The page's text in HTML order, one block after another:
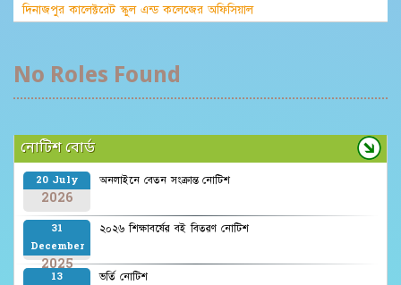
দিনাজপুর কালেক্টরেট স্কুল এন্ড কলেজের অফিসিয়াল
No Roles Found
নোটিশ বোর্ড
20 July
2026
অনলাইনে বেতন সংক্রান্ত নোটিশ
31
December
2025
২০২৬ শিক্ষাবর্ষের বই বিতরণ নোটিশ
13
ভর্তি নোটিশ